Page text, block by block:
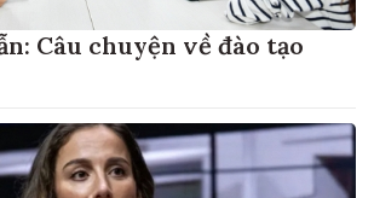
Câu chuyện về đào tạo